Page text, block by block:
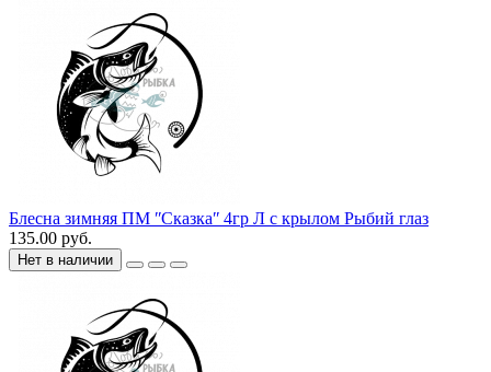
Блесна зимняя ПМ ʺСказкаʺ 4гр Л с крылом Рыбий глаз
135.00 руб.
Нет в наличии